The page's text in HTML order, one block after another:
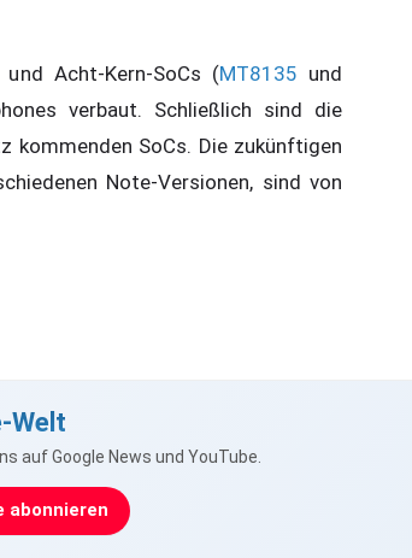
Acht-Kern-SoCs (MT8135 und
verbaut. Schließlich sind die
kommenden SoCs. Die zukünftigen
Note-Versionen, sind von
Welt
auf Google News und YouTube.
abonnieren